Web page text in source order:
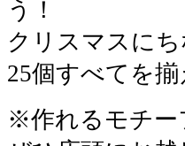
う！
クリスマスに
25個すべてを
※作れるモチー